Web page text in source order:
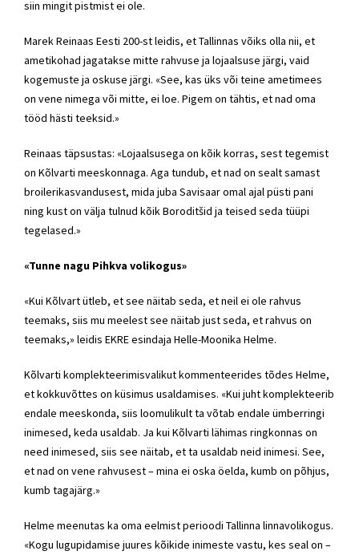
siin mingit pistmist ei ole.
Marek Reinaas Eesti 200-st leidis, et Tallinnas võiks olla nii, et
ametikohad jagatakse mitte rahvuse ja lojaalsuse järgi, vaid
kogemuste ja oskuse järgi. «See, kas üks või teine ametimees
on vene nimega või mitte, ei loe. Pigem on tähtis, et nad oma
tööd hästi teeksid.»
Reinaas täpsustas: «Lojaalsusega on kõik korras, sest tegemist
on Kõlvarti meeskonnaga. Aga tundub, et nad on sealt samast
broilerikasvandusest, mida juba Savisaar omal ajal püsti pani
ning kust on välja tulnud kõik Boroditšid ja teised seda tüüpi
tegelased.»
«Tunne nagu Pihkva volikogus»
«Kui Kõlvartütleb, et see näitab seda, et neil ei ole rahvus
teemaks, siis mu meelest see näitab just seda, et rahvus on
teemaks,» leidis EKREesindaja Helle-Moonika Helme.
Kõlvarti komplekteerimisvalikut kommenteerides tõdes Helme,
et kokkuvõttes on küsimus usaldamises. «Kui juht komplekteerib
endale meeskonda, siis loomulikult ta võtab endale ümberringi
inimesed, keda usaldab. Ja kui Kõlvarti lähimas ringkonnas on
need inimesed, siis see näitab, et ta usaldab neid inimesi. See,
et nad on vene rahvusest – mina ei oska öelda, kumb on põhjus,
kumb tagajärg.»
Helme meenutas ka oma eelmist perioodi Tallinna linnavolikogus.
«Kogu lugupidamise juures kõikide inimeste vastu, kes seal on –